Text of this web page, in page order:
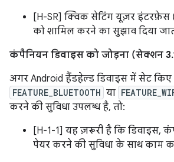
[H-SR] क्विक सेटिंग यूज़र
को शामिल करने का सुझाव दिया
कंपैनियन डिवाइस को जोड़ना (सेक्शन
अगर Android हैंडहेल्ड डिवाइस में सेट
FEATURE_BLUETOOTH या
करने की सुविधा उपलब्ध है, तो:
[H-1-1] यह ज़रूरी है कि डिवाइस,
पेयर करने की सुविधा के साथ काम